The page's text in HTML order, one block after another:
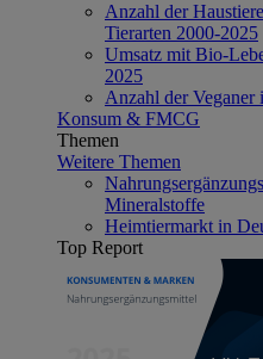
Anzahl der
Tierarten 2000-2025
Umsatz mit Bio-
2025
Anzahl der Veganer
Konsum & FMCG
Themen
Weitere Themen
Mineralstoffe
Heimtiermarkt in
Top Report